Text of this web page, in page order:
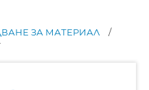
ЗА МАТЕРИАЛ
/